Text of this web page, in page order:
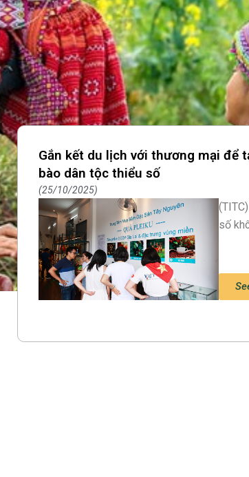
Gắn kết du lịch với thương mại để
bào dân tộc thiểu số
25/10/2025
số